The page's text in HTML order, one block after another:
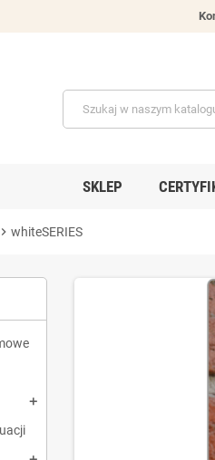
SKLEP
chevron_right whiteSERIES